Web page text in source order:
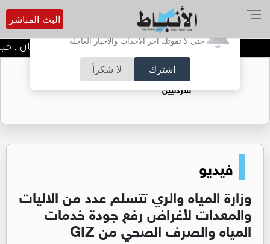
أترغب في تفعيل الإشعارات؟
حتى لا تفوتك آخر الأحداث والأخبار العاجلة
اشترك لا شكراً
البث المباشر
حراثة الجمال في قلب عمّان… حين
حقل الريشة حين يتحول الغاز إلى فرص عمل
للأردنيين
فيديو
وزارة المياه والري تتسلم عدد من الاليات
والمعدات لأغراض رفع جودة خدمات
المياه والصرف الصحي من GIZ